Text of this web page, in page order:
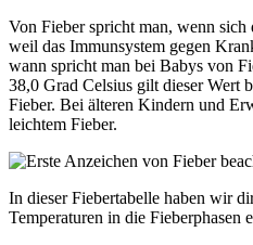
Von Fieber spricht man, wenn
weil das Immunsystem gegen
wann spricht man bei Babys von
38,0 Grad Celsius gilt dieser Wert
Fieber. Bei älteren Kindern und
leichtem Fieber.
In dieser Fiebertabelle haben wir
Temperaturen in die Fieberphasen